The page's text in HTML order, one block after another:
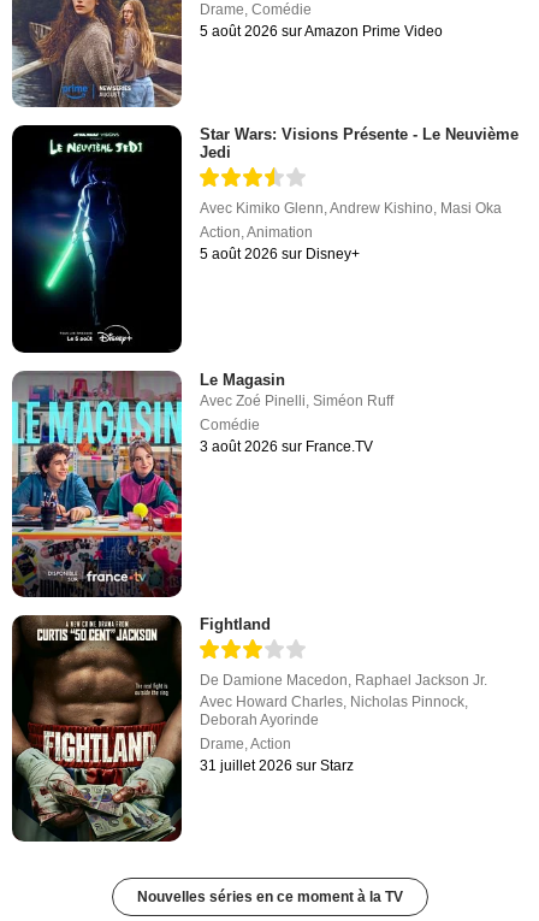
Drame,Comédie
5 août 2026 sur Amazon Prime Video
Star Wars: Visions Présente - Le Neuvième
Jedi
Avec Kimiko Glenn,Andrew Kishino, Masi Oka
Action,Animation
5 août 2026 sur Disney+
Le Magasin
AvecZoé Pinelli ,Siméon Ruff
Comédie
3 août 2026 sur France.TV
Fightland
De Damione Macedon, Raphael Jackson Jr.
Avec Howard Charles, Nicholas Pinnock,
Deborah Ayorinde
Drame,Action
31 juillet 2026 sur Starz
Nouvelles séries en ce moment à la TV